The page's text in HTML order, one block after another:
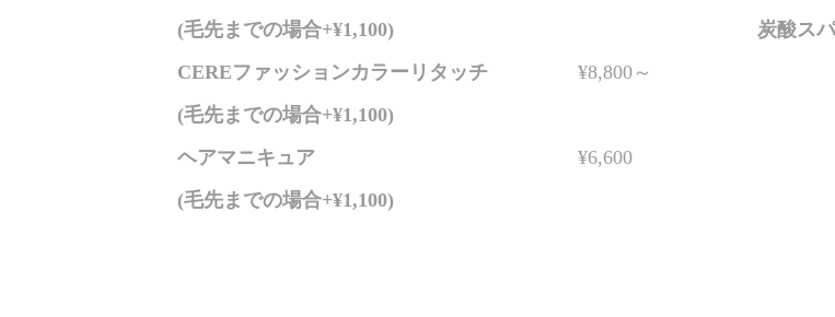
(毛先までの場合+¥1,100)
CEREファッションカラーリタッチ
¥8,800～
(毛先までの場合+¥1,100)
ヘアマニキュア
¥6,600
(毛先までの場合+¥1,100)
炭酸ス